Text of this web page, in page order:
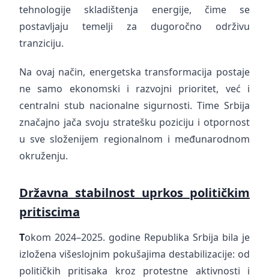
tehnologije skladištenja energije, čime se
postavljaju temelji za dugoročno održivu
tranziciju.
Na ovaj način, energetska transformacija postaje
ne samo ekonomski i razvojni prioritet, već i
centralni stub nacionalne sigurnosti. Time Srbija
značajno jača svoju stratešku poziciju i otpornost
u sve složenijem regionalnom i međunarodnom
okruženju.
Državna stabilnost uprkos političkim
pritiscima
Tokom 2024–2025. godine Republika Srbija bila je
izložena višeslojnim pokušajima destabilizacije: od
političkih pritisaka kroz protestne aktivnosti i